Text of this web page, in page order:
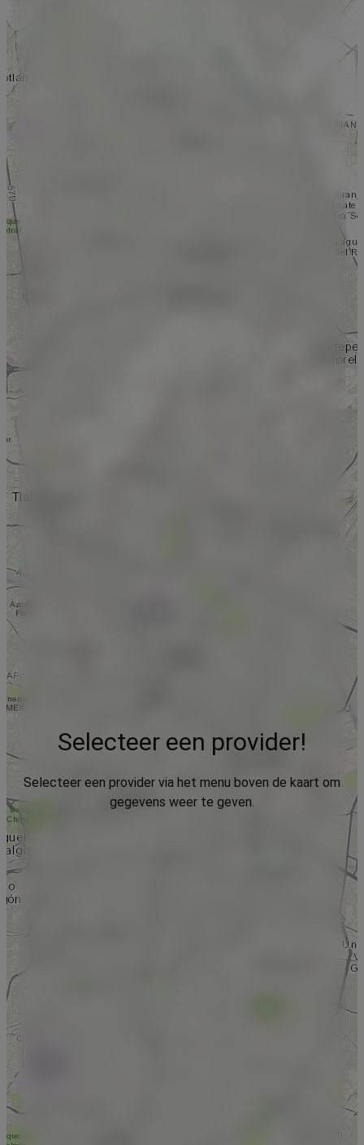
Selecteer een provider!
Selecteer een provider via het menu boven de kaart om
gegevens weer te geven.